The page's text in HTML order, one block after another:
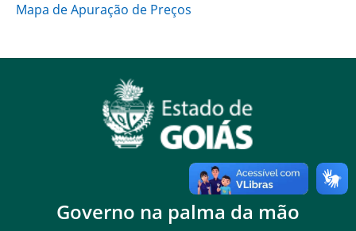
Mapa de Apuração de Preços
Governo na palma da mão